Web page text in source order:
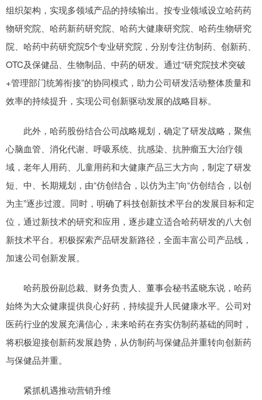
组织架构，实现多领域产品的持续输出。按专业领域设立哈药药
物研究院、哈药新药研究院、哈药大健康研究院、哈药生物研究
院、哈药中药研究院5个专业研究院，分别专注仿制药、创新药、
OTC及保健品、生物制品、中药的研发。通过“研究院技术突破
+管理部门统筹衔接”的协同模式，助力公司研发活动整体质量和
效率的持续提升，实现公司创新驱动发展的战略目标。
此外，哈药股份结合公司战略规划，确定了研发战略，聚焦
心脑血管、消化代谢、呼吸系统、抗感染、抗肿瘤五大治疗领
域，老年人用药、儿童用药和大健康产品三大方向，制定了研发
短、中、长期规划，由“仿创结合，以仿为主”向“仿创结合，以创
为主”逐步过渡。同时，明确了科技创新技术平台的发展目标和定
位，通过新技术的研究和应用，逐步建立适合哈药研发的八大创
新技术平台。积极探索产品研发新路径，全面丰富公司产品线，
加速公司创新发展。
哈药股份副总裁、财务负责人、董事会秘书孟晓东说，哈药
始终为大众健康提供良心好药，持续提升人民健康水平。公司对
医药行业的发展充满信心，未来哈药在夯实仿制药基础的同时，
将积极迎接创新药发展趋势，从仿制药与保健品并重转向创新药
与保健品并重。
紧抓机遇推动营销升维